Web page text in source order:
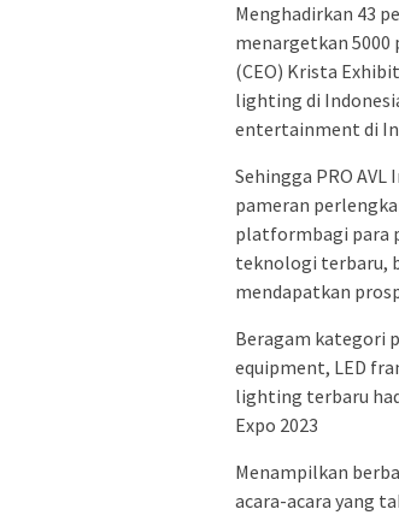
Menghadirkan 43
menargetkan 5000
(CEO) Krista
lighting di
entertainment di
Sehingga PRO
pameran
platformbagi para
teknologi terbaru,
mendapatkan
Beragam kategori
equipment, LED
lighting terbaru
Expo 2023
Menampilkan
acara-acara yang